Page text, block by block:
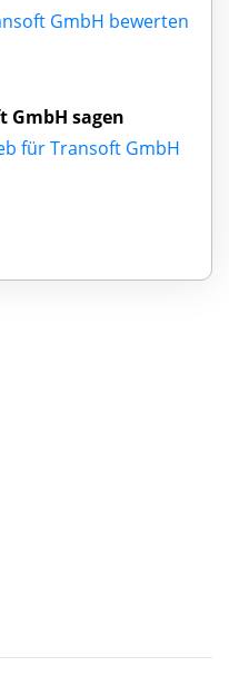
GmbH bewerten
GmbH sagen
für Transoft GmbH